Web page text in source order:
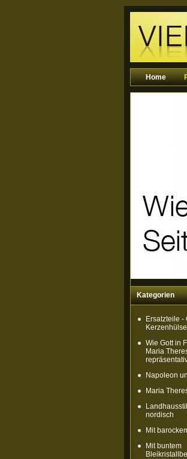
Home
Kategorien
Ersatzteile -
Wie Gott in
Maria
Napoleon
Maria
nordisch
Mit
Mit buntem